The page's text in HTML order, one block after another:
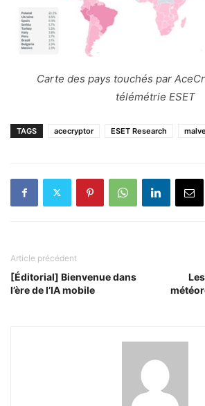
Carte des pays touchés par
télémétrie ESET
TAGS acecryptor ESET Research
Article précédent
[Éditorial] Bienvenue dans
l’ère de l’IA mobile